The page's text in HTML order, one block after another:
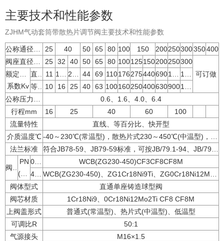
主要技术和性能参数
ZJHM气动套筒带散热片调节阀主要技术和性能参数
25 40 50 65 80 100 150 200250300350400
25 32 40 50 65 80 100125150200250300
可订做
系数Kv
11 44 69 110176275440690
10 16 25 40 63 100160250400630900
0.6、1.6、4.0、6.4
行程mm
16 25 40 60
100
流量特性
直线、等百分比、快开型
介质温度℃
法兰标准
PN
(MPa)
WCB(ZG230-450)CF3CF8CF8M
阀体型式
直通单座铸造球型阀
阀芯材质
1Cr18Ni9、0Cr18Ni12Mo2Ti CF8 CF8M
上阀盖形式
普通式(常温型)、热片式(中温型)、低温型
可调比R
50:1
气源接头
M16×1.5